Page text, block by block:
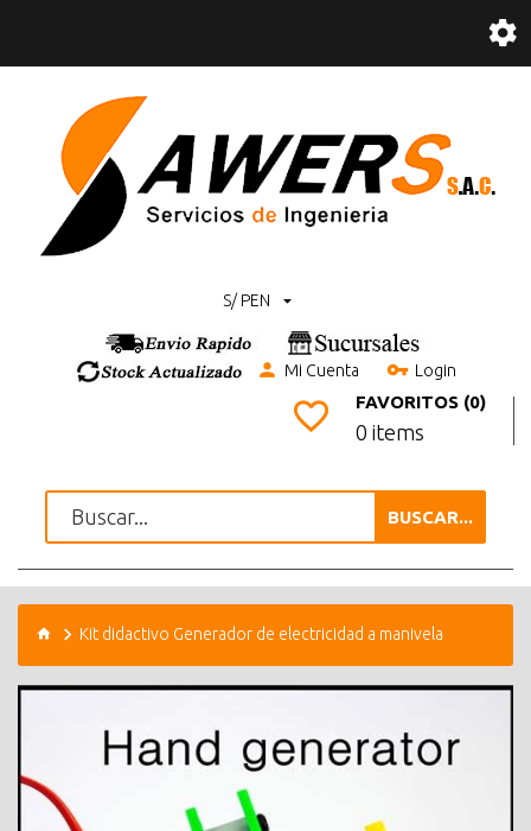
S/ PEN
Mi Cuenta Login
FAVORITOS (0)
0 items
BUSCAR...
Kit didactivo Generador de electricidad a manivela